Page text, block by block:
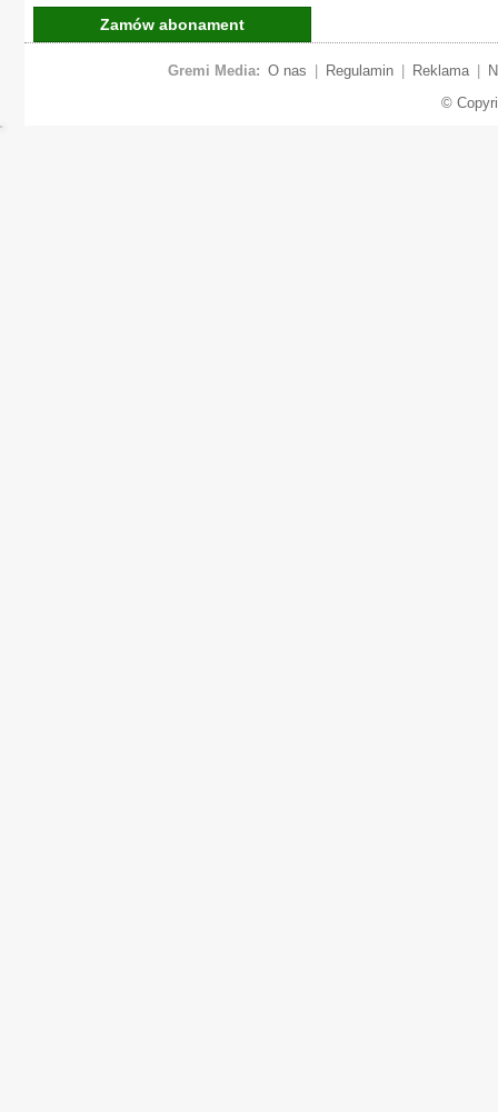
Zamów abonament
Gremi Media: O nas Regulamin Reklama
©